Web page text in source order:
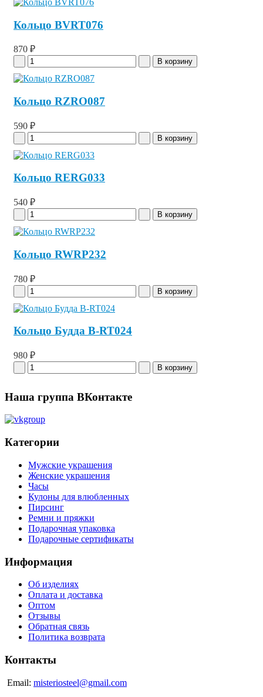
Кольцо BVRT076
870 ₽
Кольцо RZRO087
590 ₽
Кольцо RERG033
540 ₽
Кольцо RWRP232
780 ₽
Кольцо Будда B-RT024
980 ₽
Наша группа ВКонтакте
Категории
Мужские украшения
Женские украшения
Часы
Кулоны для влюбленных
Пирсинг
Ремни и пряжки
Подарочная упаковка
Подарочные сертификаты
Информация
Об изделиях
Оплата и доставка
Оптом
Отзывы
Обратная связь
Политика возврата
Контакты
Email: misteriosteel@gmail.com